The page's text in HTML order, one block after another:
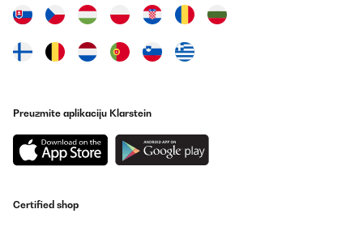
Preuzmite aplikaciju Klarstein
Certified shop